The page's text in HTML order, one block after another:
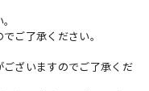
ご了承ください。
ざいますのでご了承くだ